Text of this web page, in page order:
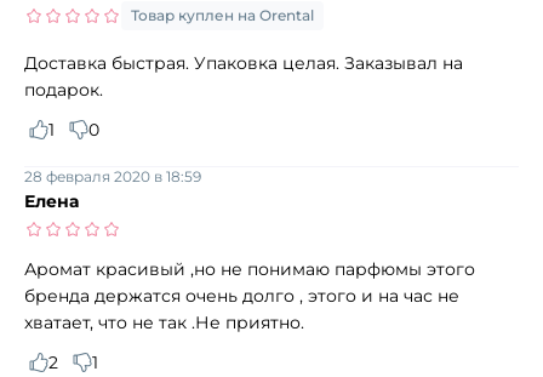
Товар куплен на Orental
Доставка быстрая. Упаковка целая. Заказывал на
подарок.
1
0
Елена
28 февраля 2020 в 18:59
Аромат красивый ,но не понимаю парфюмы этого
бренда держатся очень долго , этого и на час не
хватает, что не так .Не приятно.
2
1